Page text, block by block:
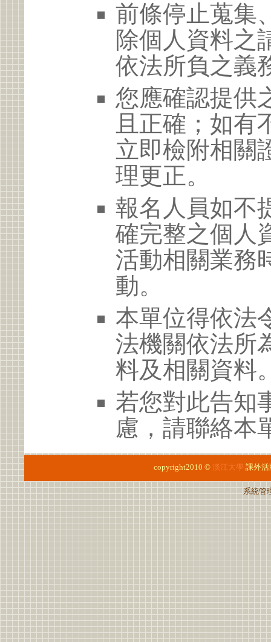
前條停止蒐集
除個人資料之
依法所負之義
您應確認提供
且正確；如有
立即檢附相關
理更正。
報名人員如不
確完整之個人
活動相關業務
動。
本單位得依法
法機關依法所
料及相關資料
若您對此告知
慮，請聯絡本
copyright2010 © 淡江大學 課外活
系統管